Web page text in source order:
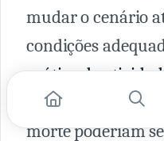
mudar o cenário
condições
prática de
a agência,
morte poderiam